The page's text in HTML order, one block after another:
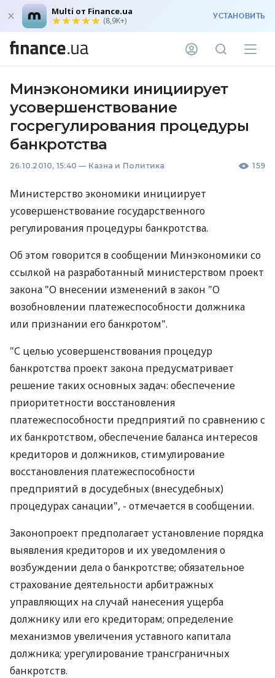
Multi от Finance.ua
(8,9K+) УСТАНОВИТЬ
Минэкономики инициирует
усовершенствование
госрегулирования процедуры
банкротства
26.10.2010, 15:40 — Казна и Политика 159
Министерство экономики инициирует
усовершенствование государственного
регулирования процедуры банкротства.
Об этом говорится в сообщении Минэкономики со
ссылкой на разработанный министерством проект
закона "О внесении изменений в закон "О
возобновлении платежеспособности должника
или признании его банкротом".
"С целью усовершенствования процедур
банкротства проект закона предусматривает
решение таких основных задач: обеспечение
приоритетности восстановления
платежеспособности предприятий по сравнению с
их банкротством, обеспечение баланса интересов
кредиторов и должников, стимулирование
восстановления платежеспособности
предприятий в досудебных (внесудебных)
процедурах санации", - отмечается в сообщении.
Законопроект предполагает установление порядка
выявления кредиторов и их уведомления о
возбуждении дела о банкротстве; обязательное
страхование деятельности арбитражных
управляющих на случай нанесения ущерба
должнику или его кредиторам; определение
механизмов увеличения уставного капитала
должника; урегулирование трансграничных
банкротств.